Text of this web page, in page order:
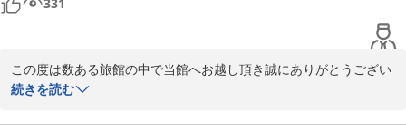
この度は数ある旅館の中で当館へお越し頂き誠にありがとうござい
ます。
またお忙しい中、素敵なお写真と一緒に大変寛容なお声を早速にお
続きを読む